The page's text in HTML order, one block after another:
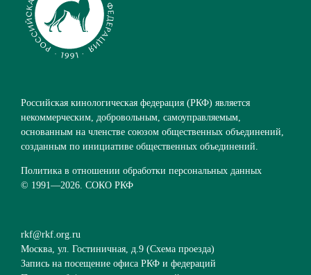
Российская кинологическая федерация (РКФ) является
некоммерческим, добровольным, самоуправляемым,
основанным на членстве союзом общественных объединений,
созданным по инициативе общественных объединений.
Политика в отношении обработки персональных данных
© 1991—2026. СОКО РКФ
rkf@rkf.org.ru
Москва, ул. Гостиничная, д.9 (Схема проезда)
Запись на посещение офиса РКФ и федераций